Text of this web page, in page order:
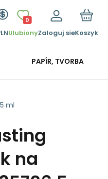
0
UlubionyZaloguj sieKoszyk
PAPÍR, TVORBA
ml
na